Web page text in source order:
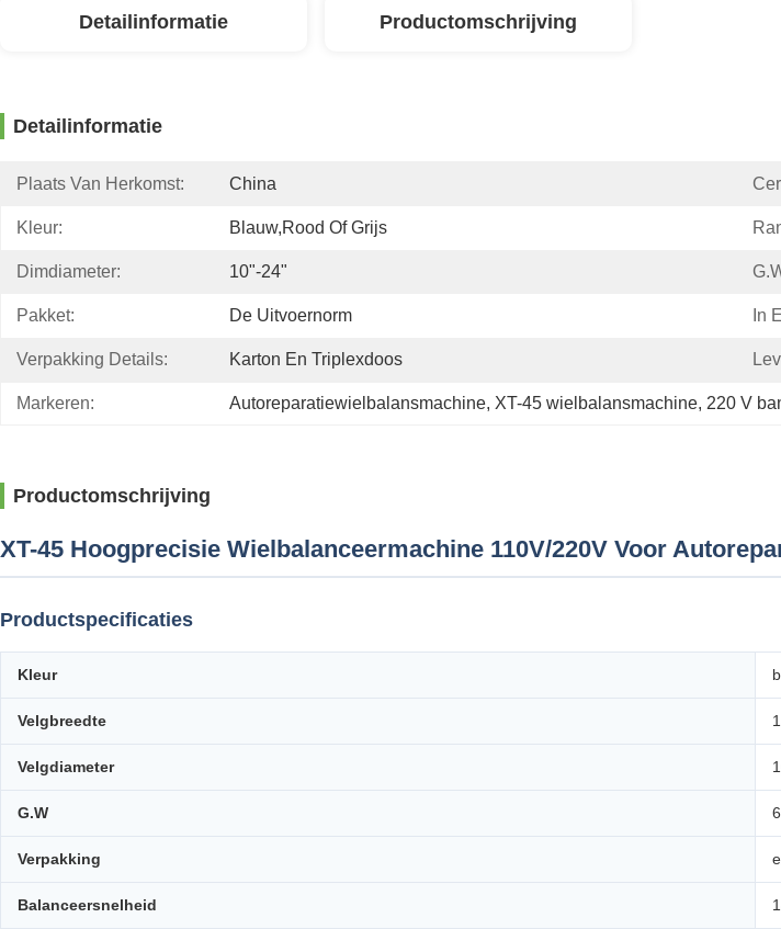
Detailinformatie Productomschrijving
Detailinformatie
Plaats Van Herkomst: China
Kleur: Blauw,rood Of Grijs
Dimdiameter: 10"-24"
Pakket: De Uitvoernorm In
Verpakking Details: Karton En Triplexdoos
Markeren: Autoreparatiewielbalansmachine, XT-45 wielbalansmachine, 220 V
Productomschrijving
XT-45 Hoogprecisie Wielbalanceermachine 110V/220V Voor
Productspecificaties
Kleur
Velgbreedte
Velgdiameter
G.W
Verpakking
Balanceersnelheid